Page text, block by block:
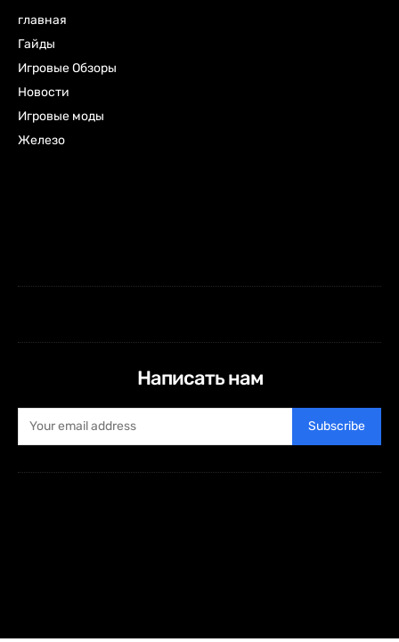
главная
Гайды
Игровые Обзоры
Новости
Игровые моды
Железо
Написать нам
Subscribe